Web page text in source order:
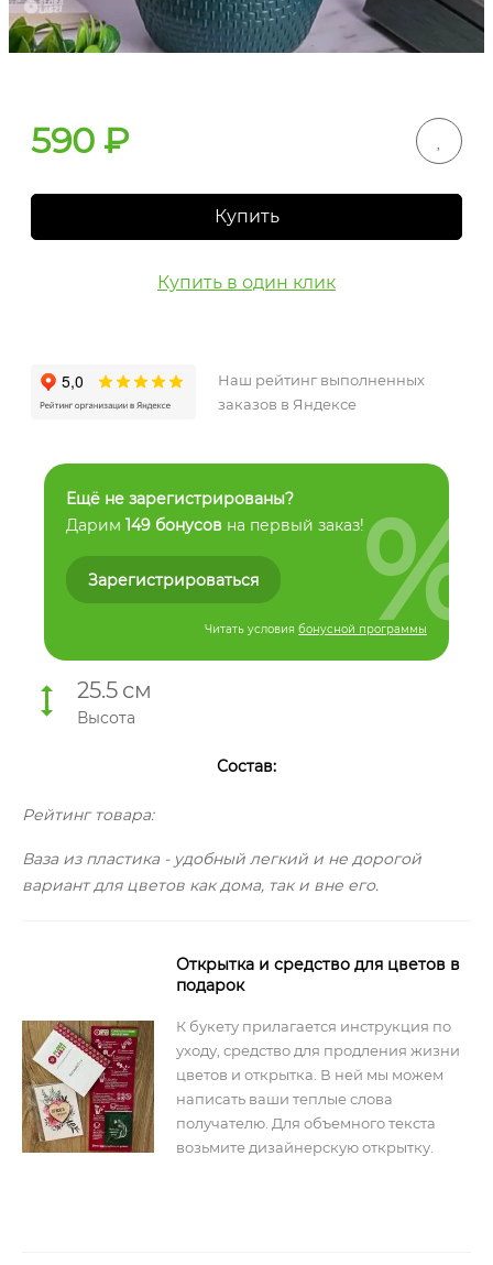
590 ₽
Купить
Купить в один клик
Наш рейтинг выполненных
заказов в Яндексе
Ещё не зарегистрированы?
Дарим 149 бонусов на первый заказ!
Зарегистрироваться
Читать условия бонусной программы
%
25.5 см
Высота
Состав:
Рейтинг товара:
Ваза из пластика - удобный легкий и не дорогой
вариант для цветов как дома, так и вне его.
Открытка и средство для цветов в
подарок
К букету прилагается инструкция по
уходу, средство для продления жизни
цветов и открытка. В ней мы можем
написать ваши теплые слова
получателю. Для объемного текста
возьмите дизайнерскую открытку.